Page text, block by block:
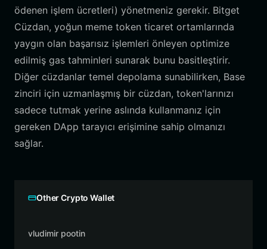
ödenen işlem ücretleri) yönetmeniz gerekir. Bitget
Cüzdan, yoğun meme token ticaret ortamlarında
yaygın olan başarısız işlemleri önleyen optimize
edilmiş gas tahminleri sunarak bunu basitleştirir.
Diğer cüzdanlar temel depolama sunabilirken, Base
zinciri için uzmanlaşmış bir cüzdan, token'larınızı
sadece tutmak yerine aslında kullanmanız için
gereken DApp tarayıcı erişimine sahip olmanızı
sağlar.
Other Crypto Wallet
vludimir pootin